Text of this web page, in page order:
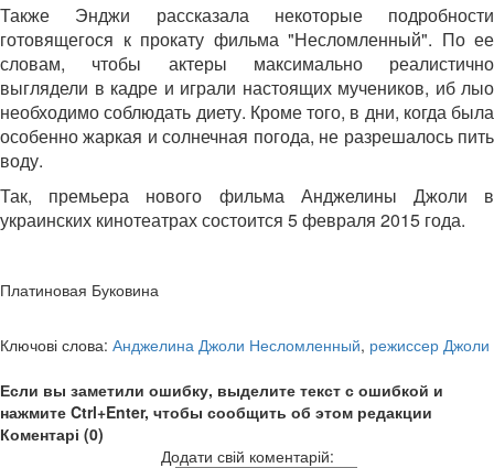
Также Энджи рассказала некоторые подробности
готовящегося к прокату фильма "Несломленный". По ее
словам, чтобы актеры максимально реалистично
выглядели в кадре и играли настоящих мучеников, иб лыо
необходимо соблюдать диету. Кроме того, в дни, когда была
особенно жаркая и солнечная погода, не разрешалось пить
воду.
Так, премьера нового фильма Анджелины Джоли в
украинских кинотеатрах состоится 5 февраля 2015 года.
Платиновая Буковина
Ключові слова: Анджелина Джоли Несломленный, режиссер Джоли
Если вы заметили ошибку, выделите текст с ошибкой и
нажмите Ctrl+Enter, чтобы сообщить об этом редакции
Коментарі (0)
Додати свій коментарій: